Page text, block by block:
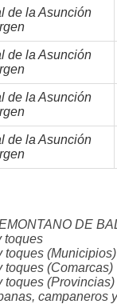
de la Asunción
de la Asunción
de la Asunción
de la Asunción
DE
toques
toques (Municipios)
toques (Comarcas)
toques (Provincias)
campaneros